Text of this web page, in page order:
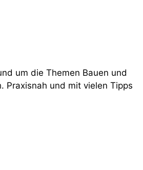
um die Themen Bauen und
Praxisnah und mit vielen Tipps